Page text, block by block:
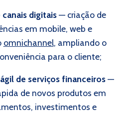
digitais— criação de
em mobile, web e
omnichannel, ampliando o
para o cliente;
de serviços financeiros—
de novos produtos em
investimentos e